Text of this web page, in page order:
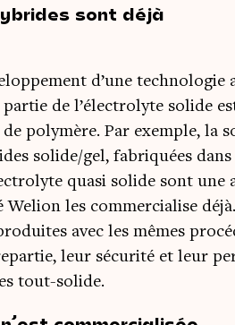
sont déjà
d’une
de l’électrolyte solide
poly­mère. Par exemple, la
solide/gel, fabri­quées
qua­si solide sont une
Welion les com­mer­cia­lise
avec les mêmes
leur sécu­ri­té et leur
tout-solide.